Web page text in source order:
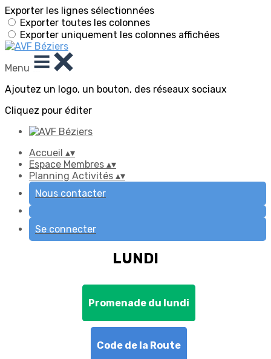
Exporter les lignes sélectionnées
Exporter toutes les colonnes
Exporter uniquement les colonnes affichées
Menu
Ajoutez un logo, un bouton, des réseaux sociaux
Cliquez pour éditer
Accueil ▴▾
Espace Membres ▴▾
Planning Activités ▴▾
Nous contacter
Se connecter
LUNDI
Promenade du lundi
Code de la Route